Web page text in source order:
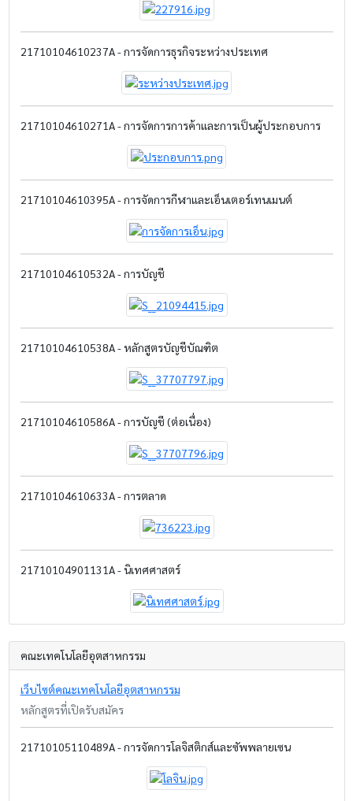
21710104610237A - การจัดการธุรกิจระหว่างประเทศ
21710104610271A - การจัดการการค้าและการเป็นผู้ประกอบการ
21710104610395A - การจัดการกีฬาและเอ็นเตอร์เทนเมนต์
21710104610532A - การบัญชี
21710104610538A - หลักสูตรบัญชีบัณฑิต
21710104610586A - การบัญชี (ต่อเนื่อง)
21710104610633A - การตลาด
21710104901131A - นิเทศศาสตร์
คณะเทคโนโลยีอุตสาหกรรม
เว็บไซต์คณะเทคโนโลยีอุตสาหกรรม
หลักสูตรที่เปิดรับสมัคร
21710105110489A - การจัดการโลจิสติกส์และซัพพลายเซน